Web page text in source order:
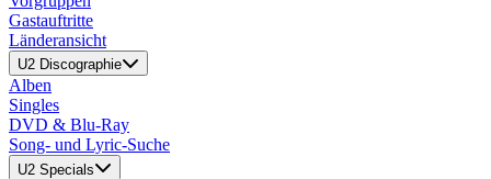
Gastauftritte
Länderansicht
U2 Discographie
Alben
Singles
DVD & Blu-Ray
Song- und Lyric-Suche
U2 Specials